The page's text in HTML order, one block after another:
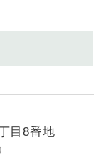
目8番地